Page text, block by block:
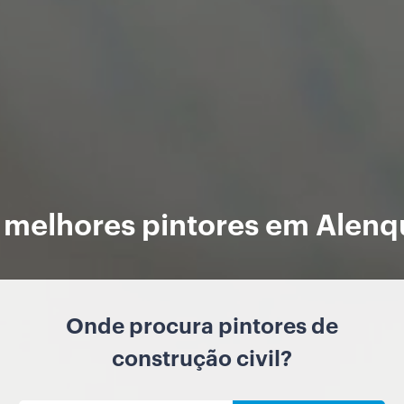
pintores em
Onde procura pintores de
construção civil?